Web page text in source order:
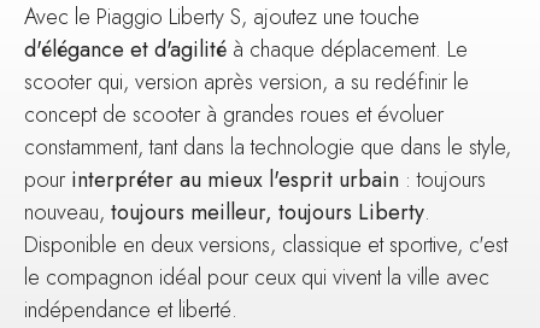
Avec le Piaggio Liberty S, ajoutez une touche
d'élégance et d'agilité à chaque déplacement. Le
scooter qui, version après version, a su redéfinir le
concept de scooter à grandes roues et évoluer
constamment, tant dans la technologie que dans le style,
pour interpréter au mieux l'esprit urbain : toujours
nouveau, toujours meilleur, toujours Liberty.
Disponible en deux versions, classique et sportive, c'est
le compagnon idéal pour ceux qui vivent la ville avec
indépendance et liberté.